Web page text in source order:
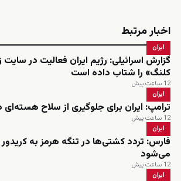
اخبار مرتبط
ایران
گزارش اسرائیلی: رژیم ایران فعالیت در سایت
کلنگ» را شتاب داده است
12 ساعت پیش
ایران
ترامپ: ایران برای جلوگیری از سلاح
12 ساعت پیش
ایران
فارس: تردد کشتی‌ها در تنگه هرمز به کریدور
می‌شود
12 ساعت پیش
ایران